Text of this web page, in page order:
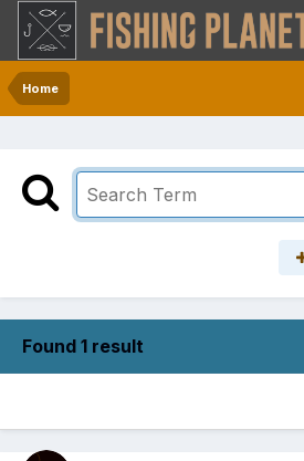
Home
Found 1 result